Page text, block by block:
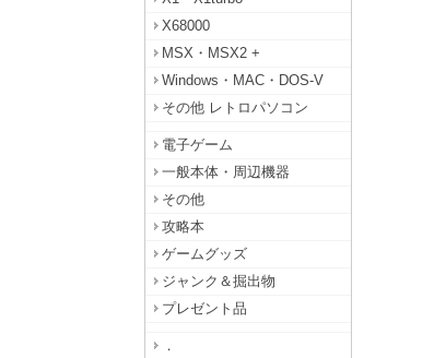
X68000
MSX・MSX2 +
Windows・MAC・DOS-V
その他 レトロパソコン
電子ゲーム
一般本体・周辺機器
その他
攻略本
ゲームグッズ
ジャンク＆掘出物
プレゼント品
．